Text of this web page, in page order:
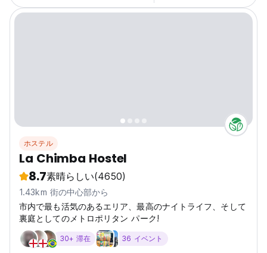
ホステル
La Chimba Hostel
8.7素晴らしい(4650)
1.43km 街の中心部から
市内で最も活気のあるエリア、最高のナイトライフ、そして
裏庭としてのメトロポリタン パーク!
30+ 滞在 36 イベント